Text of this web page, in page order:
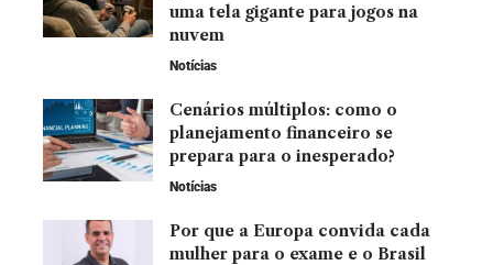
uma tela gigante para jogos na
nuvem
Notícias
Cenários múltiplos: como o
planejamento financeiro se
prepara para o inesperado?
Notícias
Por que a Europa convida cada
mulher para o exame e o Brasil